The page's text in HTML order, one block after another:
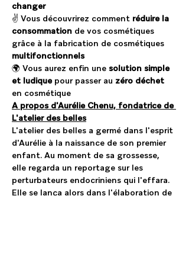
changer
✌️ Vous découvrirez comment réduire la
consommation de vos cosmétiques
grâce à la fabrication de cosmétiques
multifonctionnels
🌍 Vous aurez enfin une solution simple
et ludique pour passer au zéro déchet
en cosmétique
A propos d'Aurélie Chenu, fondatrice de
L'atelier des belles
L'atelier des belles a germé dans l'esprit
d'Aurélie à la naissance de son premier
enfant. Au moment de sa grossesse,
elle regarda un reportage sur les
perturbateurs endocriniens qui l'effara.
Elle se lança alors dans l'élaboration de